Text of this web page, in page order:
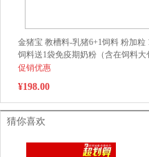
金猪宝 教槽料-乳猪6+1饲料 粉加粒
饲料送1袋免疫期奶粉（含在饲料大
内）（云南、新疆、青海、西藏、广
促销优惠
¥198.00
猜你喜欢